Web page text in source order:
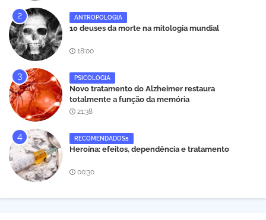
ANTROPOLOGIA
10 deuses da morte na mitologia mundial
18:00
PSICOLOGIA
Novo tratamento do Alzheimer restaura
totalmente a função da memória
21:38
RECOMENDADOS5
Heroína: efeitos, dependência e tratamento
00:30